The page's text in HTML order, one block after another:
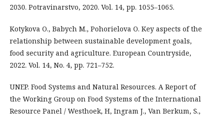
2030. Potravinarstvo, 2020. Vol. 14, pp. 1055–1065.
Kotykova O., Babych M., Pohorielova O. Key aspects of the
relationship between sustainable development goals,
food security and agriculture. European Countryside,
2022. Vol. 14, No. 4, pp. 721–752.
UNEP. Food Systems and Natural Resources. A Report of
the Working Group on Food Systems of the International
Resource Panel / Westhoek, H, Ingram J., Van Berkum, S.,